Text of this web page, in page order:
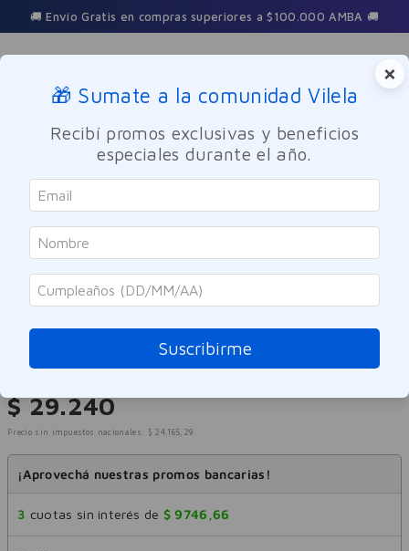
🚚 Envío Gratis en compras superiores a $100.000 AMBA 🚚
Buscar
Cuidado Personal Higiene femenina Higiene Íntima
Viasek
Hidratante Vulvo-Vaginal en Gel
Airless Viasek 100ml
Referencia:9958089
$ 29.240
Precio sin impuestos nacionales: $ 24.165, 29
¡Aprovechá nuestras promos bancarias!
3 cuotas sin interés de $ 9746 ,66
×
🎁 Sumate a la comunidad Vilela
Recibí promos exclusivas y beneficios
especiales durante el año.
Suscribirme